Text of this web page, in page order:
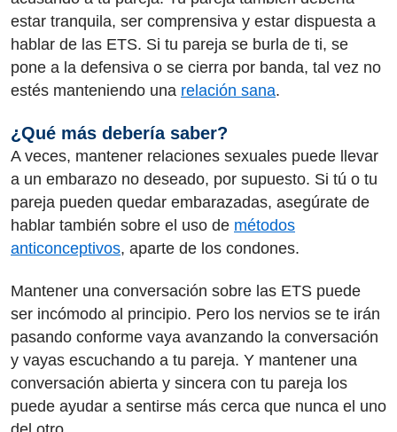
estar tranquila, ser comprensiva y estar dispuesta a
hablar de las ETS. Si tu pareja se burla de ti, se
pone a la defensiva o se cierra por banda, tal vez no
estés manteniendo una relación sana.
¿Qué más debería saber?
A veces, mantener relaciones sexuales puede llevar
a un embarazo no deseado, por supuesto. Si tú o tu
pareja pueden quedar embarazadas, asegúrate de
hablar también sobre el uso de métodos
anticonceptivos, aparte de los condones.
Mantener una conversación sobre las ETS puede
ser incómodo al principio. Pero los nervios se te irán
pasando conforme vaya avanzando la conversación
y vayas escuchando a tu pareja. Y mantener una
conversación abierta y sincera con tu pareja los
puede ayudar a sentirse más cerca que nunca el uno